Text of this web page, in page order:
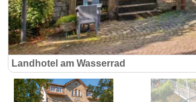
Landhotel am Wasserrad